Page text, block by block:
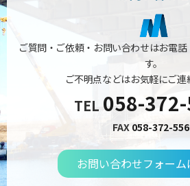
ご質問・ご依頼・お問い合わせはお電
す。
ご不明点などはお気軽にご連
TEL 058-
FAX 058-372-
お問い合わせフォーム